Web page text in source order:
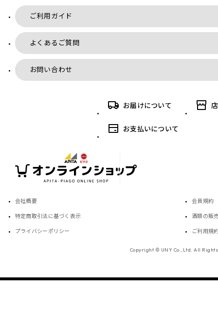
ご利用ガイド
よくあるご質問
お問い合わせ
お届けについて
お支払いについて
会社概要 会員規約
特定商取引法に基づく表示 酒類の販
プライバシーポリシー ご利用規
Copyright © UNY Co.,Ltd. All